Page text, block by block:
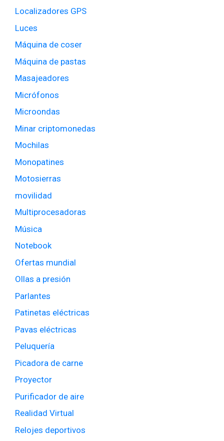
Localizadores GPS
Luces
Máquina de coser
Máquina de pastas
Masajeadores
Micrófonos
Microondas
Minar criptomonedas
Mochilas
Monopatines
Motosierras
movilidad
Multiprocesadoras
Música
Notebook
Ofertas mundial
Ollas a presión
Parlantes
Patinetas eléctricas
Pavas eléctricas
Peluquería
Picadora de carne
Proyector
Purificador de aire
Realidad Virtual
Relojes deportivos